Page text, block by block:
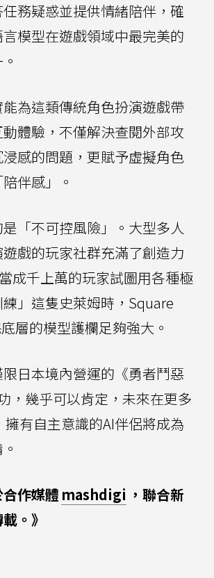
務疑惑並提供情緒陪伴，確
模型在遊戲領域中最完美的
為這類傳統角色扮演遊戲帶
體驗，不僅解決查閱外部攻
感的問題，更賦予虛擬角色
伴感」。
「不可控風險」。大型多人
戲的玩家社群充滿了創造力
成千上萬的玩家試圖用各種極
」這隻史萊姆時，Square
層的模型護欄足夠強大。
日本境內營運的《勇者鬥惡
，幾乎可以肯定，未來在更多
擁有自主意識的AI伴侶將成為
合作媒體 mashdigi ，聯合新
。》